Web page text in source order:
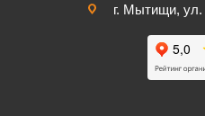
г. Мытищи, ул.